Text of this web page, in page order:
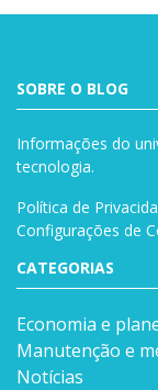
SOBRE O BLOG
Informações do
tecnologia.
Política de
Configurações de
CATEGORIAS
Economia e
Manutenção e
Notícias